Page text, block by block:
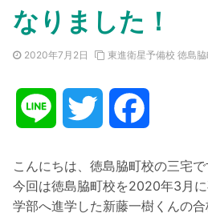
なりました！
2020年7月2日 東進衛星予備校 徳島脇
n i c
こんにちは、徳島脇町校の三宅で
今回は徳島脇町校を2020年3月
学部へ進学した新藤一樹くんの